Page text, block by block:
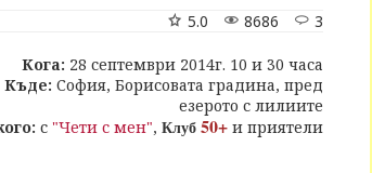
3
8686
5.0
Кога: 28 септември 2014г. 10 и 30 часа
Къде: София, Борисовата градина, пред
езерото с лилиите
с "Чети с мен", Клуб50+ и приятели